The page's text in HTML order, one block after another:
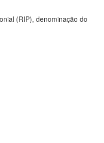
(RIP), denominação do